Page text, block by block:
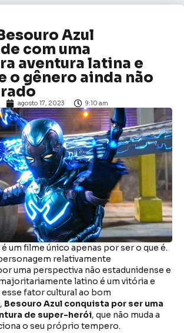
Azul
com uma
aventura latina e
o gênero ainda não
agosto 17, 2023 9:10 am
é um filme único apenas por ser o que é.
relativamente
uma perspectiva não estadunidense e
latino é um vitória e
fator cultural ao bom
Besouro Azul conquista por ser uma
de super-herói, que não muda a
o seu próprio tempero.